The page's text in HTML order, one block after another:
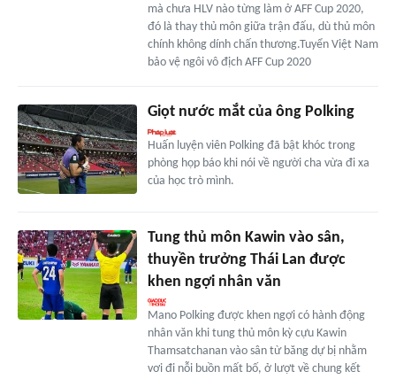
mà chưa HLV nào từng làm ở AFF Cup 2020,
đó là thay thủ môn giữa trận đấu, dù thủ môn
chính không dính chấn thương.Tuyển Việt Nam
bảo vệ ngôi vô địch AFF Cup 2020
Giọt nước mắt của ông Polking
Huấn luyện viên Polking đã bật khóc trong
phòng họp báo khi nói về người cha vừa đi xa
của học trò mình.
Tung thủ môn Kawin vào sân,
thuyền trưởng Thái Lan được
khen ngợi nhân văn
Mano Polking được khen ngợi có hành động
nhân văn khi tung thủ môn kỳ cựu Kawin
Thamsatchanan vào sân từ băng dự bị nhằm
vơi đi nỗi buồn mất bố, ở lượt về chung kết